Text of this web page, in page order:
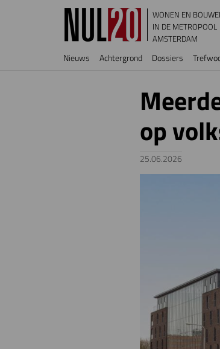
Overslaan en naar de inhoud gaan
WONEN EN
IN DE METROPOOL
AMSTERDAM
Hoofdnavigatie
Nieuws Achtergrond Dossiers
op
25.06.2026